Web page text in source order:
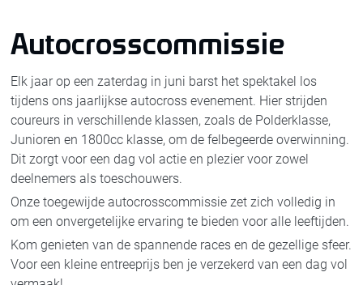
Autocrosscommissie
Elk jaar op een zaterdag in juni barst het spektakel los
tijdens ons jaarlijkse autocross evenement. Hier strijden
coureurs in verschillende klassen, zoals de Polderklasse,
Junioren en 1800cc klasse, om de felbegeerde overwinning.
Dit zorgt voor een dag vol actie en plezier voor zowel
deelnemers als toeschouwers.
Onze toegewijde autocrosscommissie zet zich volledig in
om een onvergetelijke ervaring te bieden voor alle leeftijden.
Kom genieten van de spannende races en de gezellige sfeer.
Voor een kleine entreeprijs ben je verzekerd van een dag vol